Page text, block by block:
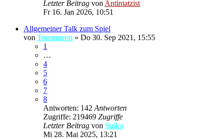
Letzter Beitrag von Antimatzist
Fr 16. Jan 2026, 10:51
Allgemeiner Talk zum Spiel
von Toremneon » Do 30. Sep 2021, 15:55
1
…
4
5
6
7
8
Antworten: 142 Antworten
Zugriffe: 219469 Zugriffe
Letzter Beitrag von Suiko
Mi 28. Mai 2025, 13:21